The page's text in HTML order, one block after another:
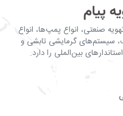
پیام
صنعتی، انواع پمپ‌ها، انواع
سیستم‌های گرمایشی تابشی و
بین‌الملی را دارد.